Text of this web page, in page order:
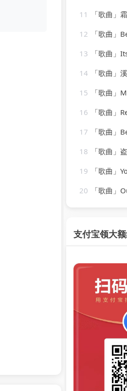
11
「歌曲」
12
「歌曲」
13
「歌曲」Itsy Bitsy
14
「歌曲」
15
「歌曲」
16
「歌曲」
17
「歌曲」
18
「歌曲」盗
19
「歌曲」You'll
20
「歌曲」Out of
支付宝领大